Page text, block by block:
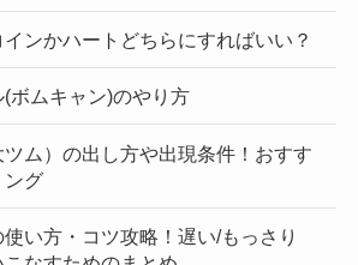
ンかハートどちらにすればいい？
ボムキャン)のやり方
ム）の出し方や出現条件！おすす
ング
い方・コツ攻略！遅い/もっさり